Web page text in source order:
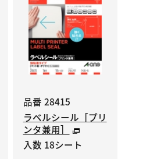
品番 28415
ラベルシール［プリ
ンタ兼用］
入数 18シート